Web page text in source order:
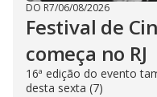
DO R7/06/08/2026
Festival de
começa no RJ
16ª edição do evento
desta sexta (7)